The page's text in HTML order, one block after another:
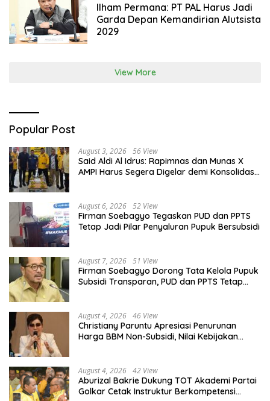
Ilham Permana: PT PAL Harus Jadi
Garda Depan Kemandirian Alutsista
2029
View More
Popular Post
August 3, 2026 56 View
Said Aldi Al Idrus: Rapimnas dan Munas X
AMPI Harus Segera Digelar demi Konsolidasi
August 6, 2026 52 View
Firman Soebagyo Tegaskan PUD dan PPTS
Tetap Jadi Pilar Penyaluran Pupuk Bersubsidi
August 7, 2026 51 View
Firman Soebagyo Dorong Tata Kelola Pupuk
Subsidi Transparan, PUD dan PPTS Tetap
August 4, 2026 46 View
Christiany Paruntu Apresiasi Penurunan
Harga BBM Non-Subsidi, Nilai Kebijakan
August 4, 2026 42 View
Aburizal Bakrie Dukung TOT Akademi Partai
Golkar Cetak Instruktur Berkompetensi